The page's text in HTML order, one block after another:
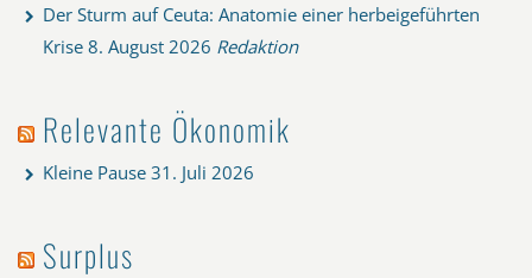
Der Sturm auf Ceuta: Anatomie einer herbeigeführten
Krise 8. August 2026 Redaktion
Relevante Ökonomik
Kleine Pause 31. Juli 2026
Surplus